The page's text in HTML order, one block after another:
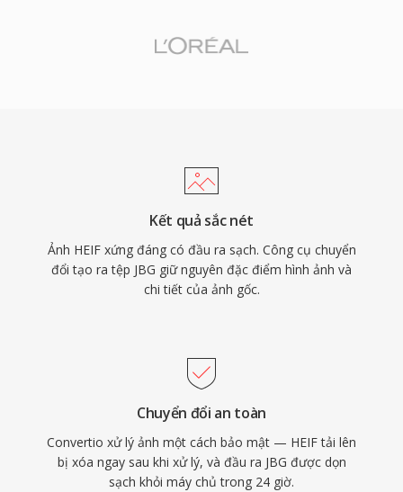
Kết quả sắc nét
Ảnh HEIF xứng đáng có đầu ra sạch. Công cụ chuyển
đổi tạo ra tệp JBG giữ nguyên đặc điểm hình ảnh và
chi tiết của ảnh gốc.
Chuyển đổi an toàn
Convertio xử lý ảnh một cách bảo mật — HEIF tải lên
bị xóa ngay sau khi xử lý, và đầu ra JBG được dọn
sạch khỏi máy chủ trong 24 giờ.